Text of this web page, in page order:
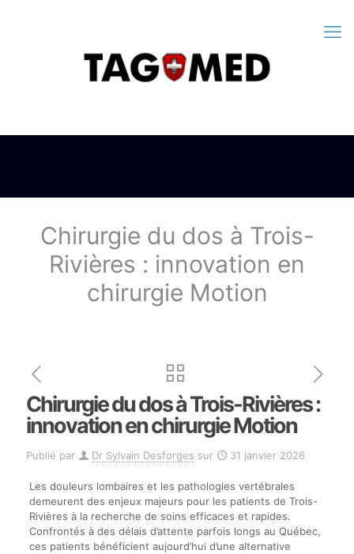
Chirurgie du dos à Trois-
Rivières : innovation en
chirurgie Motion
Chirurgie du dos à Trois-Rivières :
innovation en chirurgie Motion
Publié par Dr Sylvain Desforges sur 31 janvier 2026
Les douleurs lombaires et les pathologies vertébrales
demeurent des enjeux majeurs pour les patients de Trois-
Rivières à la recherche de soins efficaces et rapides.
Confrontés à des délais d’attente parfois longs au Québec,
ces patients bénéficient aujourd’hui d’une alternative